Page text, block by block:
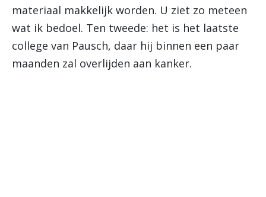
materiaal makkelijk worden. U ziet zo meteen
wat ik bedoel. Ten tweede: het is het laatste
college van Pausch, daar hij binnen een paar
maanden zal overlijden aan kanker.